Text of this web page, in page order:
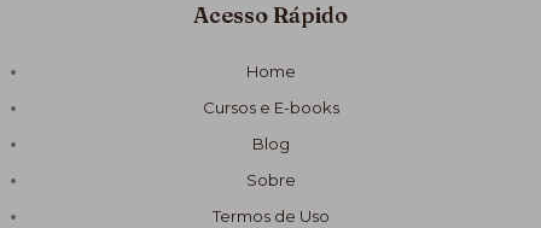
Acesso Rápido
Home
Cursos e E-books
Blog
Sobre
Termos de Uso